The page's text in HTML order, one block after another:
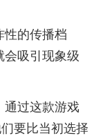
性的传播档
会吸引现象级
通过这款游戏
要比当初选择